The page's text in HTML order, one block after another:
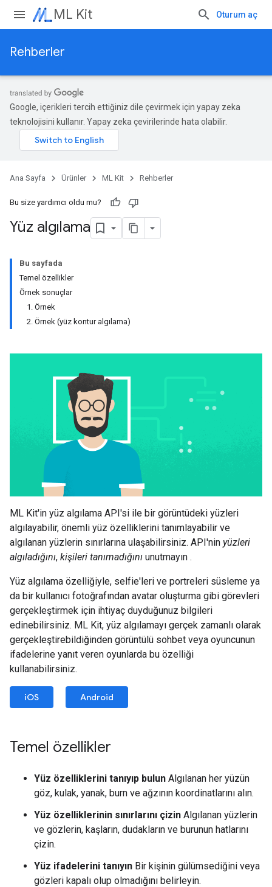
ML Kit Oturum aç
Rehberler
Google, içerikleri tercih ettiğiniz dile çevirmek için yapay zeka
teknolojisini kullanır. Yapay zeka çevirilerinde hata olabilir.
Ana Sayfa Ürünler ML Kit Rehberler
Bu size yardımcı oldu mu?
Yüz algılama
Bu sayfada
Temel özellikler
Örnek sonuçlar
1. Örnek
2. Örnek (yüz kontur algılama)
ML Kit'in yüz algılama API'si ile bir görüntüdeki yüzleri
algılayabilir, önemli yüz özelliklerini tanımlayabilir ve
algılanan yüzlerin sınırlarına ulaşabilirsiniz. API'nin yüzleri
algıladığını, kişileri tanımadığını unutmayın .
Yüz algılama özelliğiyle, selfie'leri ve portreleri süsleme ya
da bir kullanıcı fotoğrafından avatar oluşturma gibi görevleri
gerçekleştirmek için ihtiyaç duyduğunuz bilgileri
edinebilirsiniz. ML Kit, yüz algılamayı gerçek zamanlı olarak
gerçekleştirebildiğinden görüntülü sohbet veya oyuncunun
ifadelerine yanıt veren oyunlarda bu özelliği
kullanabilirsiniz.
iOS Android
Temel özellikler
Yüz özelliklerini tanıyıp bulun Algılanan her yüzün
göz, kulak, yanak, burn ve ağzının koordinatlarını alın.
Yüz özelliklerinin sınırlarını çizin Algılanan yüzlerin
ve gözlerin, kaşların, dudakların ve burunun hatlarını
çizin.
Yüz ifadelerini tanıyın Bir kişinin gülümsediğini veya
gözleri kapalı olup olmadığını belirleyin.